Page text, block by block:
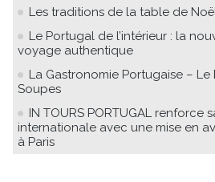
Les traditions de la table de
Le Portugal de l’intérieur : la
voyage authentique
La Gastronomie Portugaise –
Soupes
IN TOURS PORTUGAL renforce
internationale avec une mise en
à Paris